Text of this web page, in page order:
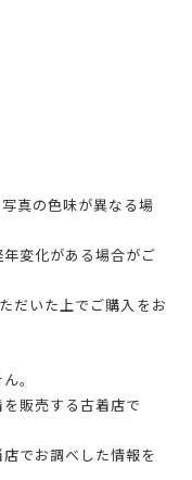
真の色味が異なる場
変化がある場合がご
だいた上でご購入をお
。
販売する古着店で
でお調べした情報を